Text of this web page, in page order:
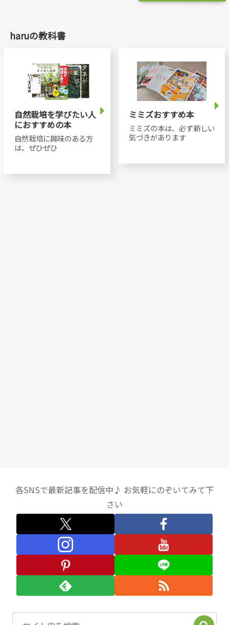
haruの教科書
自然栽培を学びたい人
におすすめの本
自然栽培に興味のある方
は、ぜひぜひ
ミミズおすすめ本
ミミズの本は、必ず新しい
気づきがあります
各SNSで最新記事を配信中♪ お気軽にのぞいてみて下
さい